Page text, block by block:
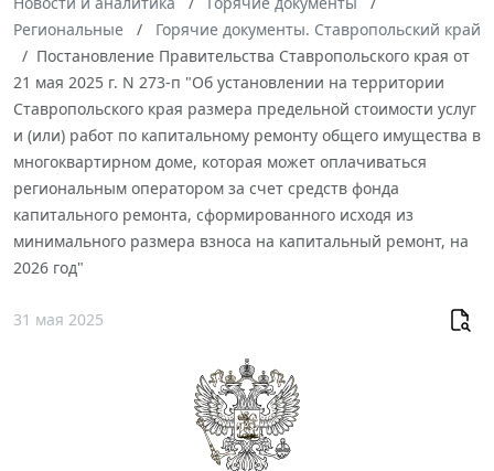
Региональные
Горячие документы. Ставропольский край
Постановление Правительства Ставропольского края от
21 мая 2025 г. N 273-п "Об установлении на территории
Ставропольского края размера предельной стоимости услуг
и (или) работ по капитальному ремонту общего имущества в
многоквартирном доме, которая может оплачиваться
региональным оператором за счет средств фонда
капитального ремонта, сформированного исходя из
минимального размера взноса на капитальный ремонт, на
2026 год"
31 мая 2025